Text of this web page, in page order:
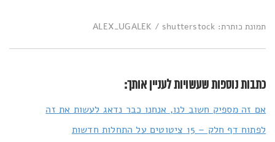
תמונת כותרת: ALEX_UGALEK / shutterstock
כתבות נוספות שעשויות לעניין אותך:
אם זה מספיק חשוב לנו, אנחנו כבר נדאג לעשות את זה
לפתוח דף חלק – 15 ציטוטים על התחלות חדשות